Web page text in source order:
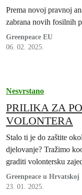
Prema novoj pravnoj
zabrana novih fosilnih
Greenpeace EU
06. 02. 2025.
Nesvrstano
PRILIKA ZA
VOLONTERA
Stalo ti je do zaštite
djelovanje? Tražimo
graditi volontersku
Greenpeace u Hrvatskoj
23. 01. 2025.